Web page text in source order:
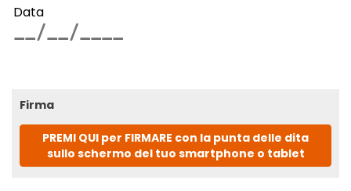
Data
Firma
PREMI QUI per FIRMARE con la punta delle dita
sullo schermo del tuo smartphone o tablet